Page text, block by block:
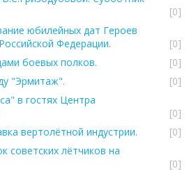
[0]
юбилейных дат Героев
Федерации.
[0]
боевых полков.
[0]
"Эрмитаж".
[0]
в гостях Центра
[0]
вертолётной индустрии.
[0]
советских лётчиков на
[0]